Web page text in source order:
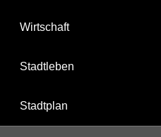
Wirtschaft
Stadtleben
Stadtplan